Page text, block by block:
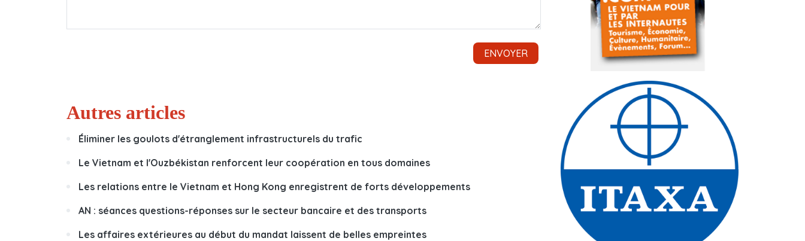
Autres articles
Éliminer les goulots d'étranglement infrastructurels du trafic
Le Vietnam et l'Ouzbékistan renforcent leur coopération en tous domaines
Les relations entre le Vietnam et Hong Kong enregistrent de forts développements
AN : séances questions-réponses sur le secteur bancaire et des transports
Les affaires extérieures au début du mandat laissent de belles empreintes